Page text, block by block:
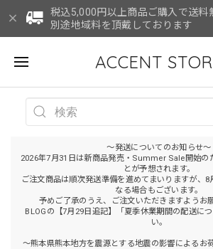
税込5,000円以上商品ご購入で送
別途地域料を頂戴しております
ACCENT
～発送についてのお知らせ～
2026年7月31日は新商品発売・Summer Sale開始の
とが予想されます。
ご注文商品は順次発送準備を進めてまいりますが、
なる場合もございます。
予めご了承のうえ、ご注文いただきますようお
BLOGの【7月29日追記】「夏季休業期間の配送に
い。
～熊本県熊本地方を震源とする地震の影響によるお